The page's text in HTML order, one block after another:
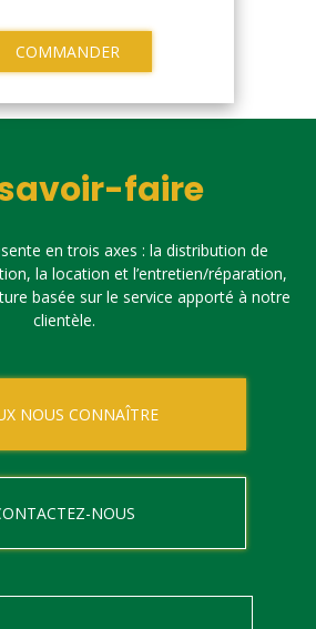
COMMANDER
faire
en trois axes : la distribution de
la location et l’entretien/réparation,
basée sur le service apporté à notre
clientèle.
NOUS CONNAÎTRE
NOUS